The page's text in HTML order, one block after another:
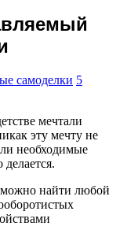
самоделки 5
мечтали
эту мечту не
необходимые
найти любой